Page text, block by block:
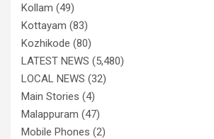
Kollam (49)
Kottayam (83)
Kozhikode (80)
LATEST NEWS (5,480)
LOCAL NEWS (32)
Main Stories (4)
Malappuram (47)
Mobile Phones (2)